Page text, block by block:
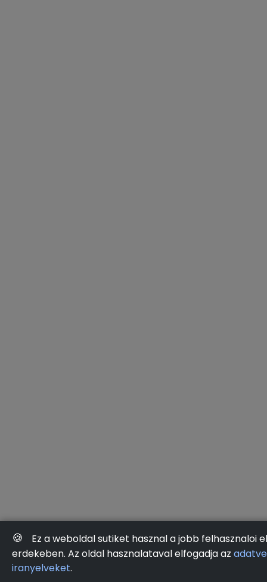
🍪
Ez a weboldal sutiket hasznal a jobb felhasznaloi
erdekeben. Az oldal hasznalataval elfogadja az
iranyelveket.